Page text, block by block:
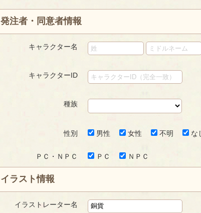
発注者・同意者情報
キャラクター名
キャラクターID
種族
性別 男性 女性 不明 な
ＰＣ・ＮＰＣ ＰＣ ＮＰＣ
イラスト情報
イラストレーター名